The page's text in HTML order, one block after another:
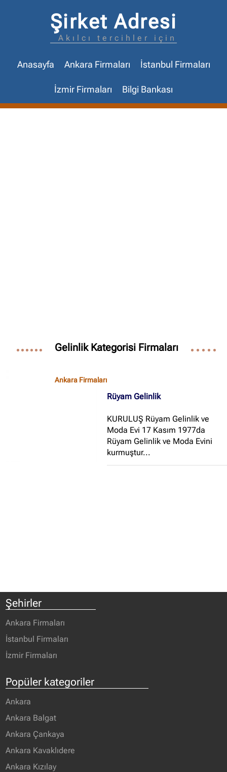
Şirket Adresi
Akılcı tercihler için
Anasayfa Ankara Firmaları İstanbul Firmaları
İzmir Firmaları Bilgi Bankası
Gelinlik Kategorisi Firmaları
Ankara Firmaları
Rüyam Gelinlik
KURULUŞ Rüyam Gelinlik ve
Moda Evi 17 Kasım 1977da
Rüyam Gelinlik ve Moda Evini
kurmuştur...
Şehirler
Ankara Firmaları
İstanbul Firmaları
İzmir Firmaları
Popüler kategoriler
Ankara
Ankara Balgat
Ankara Çankaya
Ankara Kavaklıdere
Ankara Kızılay
İstanbul Firmaları